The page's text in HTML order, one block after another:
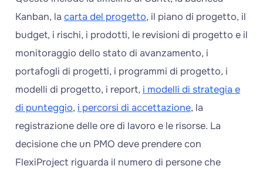
Kanban, la carta del progetto, il piano di progetto, il
budget, i rischi, i prodotti, le revisioni di progetto e il
monitoraggio dello stato di avanzamento, i
portafogli di progetti, i programmi di progetto, i
modelli di progetto, i report, i modelli di strategia e
di punteggio, i percorsi di accettazione, la
registrazione delle ore di lavoro e le risorse. La
decisione che un PMO deve prendere con
FlexiProject riguarda il numero di persone che